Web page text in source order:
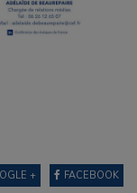
FACEBOOK
+